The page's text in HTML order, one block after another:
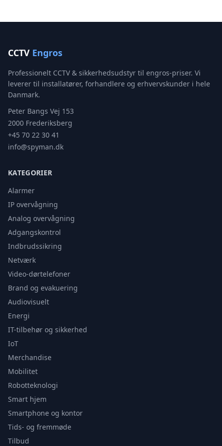
CCTV Engros
Professionelt CCTV & sikkerhedsudstyr til engros-priser. Vi
leverer til installatører, forhandlere og erhvervskunder i hele
Danmark.
Peter Bangs Vej 153
2000 Frederiksberg
+45 70 22 30 41
info@spyman.dk
KATEGORIER
Alarmer
IP overvågning
Analog overvågning
Adgangskontrol
Indbrudssikring
Netværk
Video-dørtelefoner
Brand og evakuering
Audiovisuelt
Energi
IT-tilbehør og sikkerhed
IoT
Merchandise
Mobilitet
Robotteknologi
Smart hjem
Smartphone og kontor
Tids- og fremmøde
Tilbud